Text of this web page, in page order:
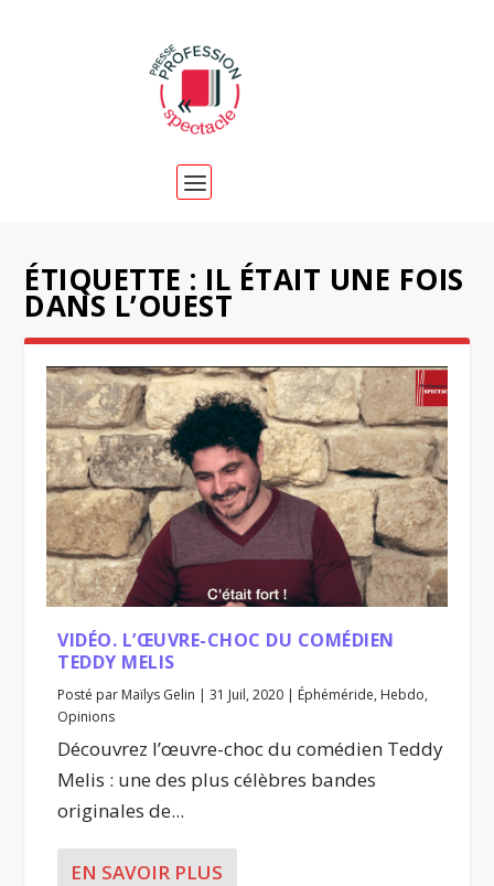
ÉTIQUETTE : IL ÉTAIT UNE FOIS
DANS L’OUEST
VIDÉO. L’ŒUVRE-CHOC DU COMÉDIEN
TEDDY MELIS
Posté par Maïlys Gelin |31 Juil, 2020 | Éphéméride, Hebdo,
Opinions
Découvrez l’œuvre-choc du comédien Teddy
Melis : une des plus célèbres bandes
originales de...
EN SAVOIR PLUS